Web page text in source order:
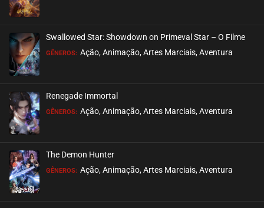
Swallowed Star: Showdown on Primeval Star – O Filme
GÊNEROS: Ação, Animação, Artes Marciais, Aventura
Renegade Immortal
GÊNEROS: Ação, Animação, Artes Marciais, Aventura
The Demon Hunter
GÊNEROS: Ação, Animação, Artes Marciais, Aventura